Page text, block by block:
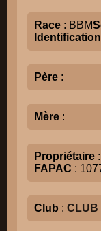
Race : BBM
Identification
Père :
Mère :
Propriétaire
FAPAC :
Club : CLUB